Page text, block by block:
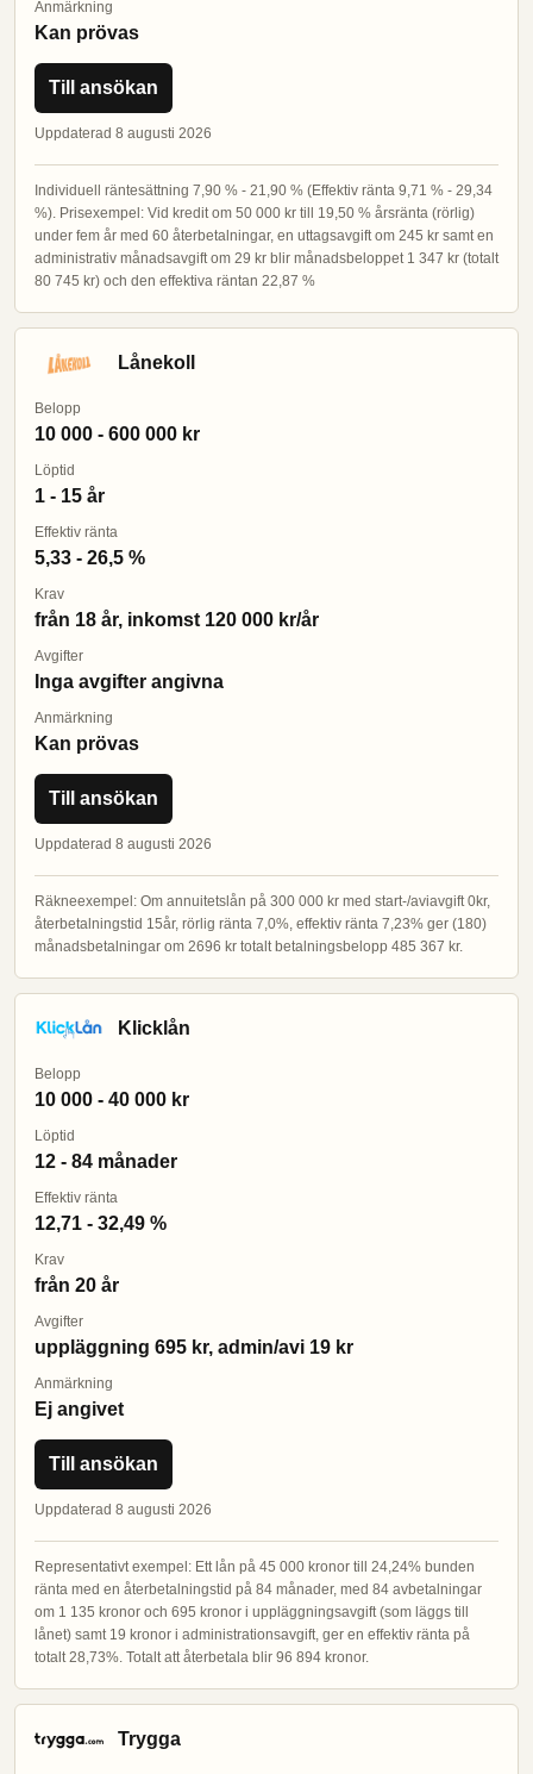
Anmärkning
Kan prövas
Till ansökan
Uppdaterad 8 augusti 2026
Individuell räntesättning 7,90 % - 21,90 % (Effektiv ränta 9,71 % - 29,34
%). Prisexempel: Vid kredit om 50 000 kr till 19,50 % årsränta (rörlig)
under fem år med 60 återbetalningar, en uttagsavgift om 245 kr samt en
administrativ månadsavgift om 29 kr blir månadsbeloppet 1 347 kr (totalt
80 745 kr) och den effektiva räntan 22,87 %
Lånekoll
Belopp
10 000 - 600 000 kr
Löptid
1 - 15 år
Effektiv ränta
5,33 - 26,5 %
Krav
från 18 år, inkomst 120 000 kr/år
Avgifter
Inga avgifter angivna
Anmärkning
Kan prövas
Till ansökan
Uppdaterad 8 augusti 2026
Räkneexempel: Om annuitetslån på 300 000 kr med start-/aviavgift 0kr,
återbetalningstid 15år, rörlig ränta 7,0%, effektiv ränta 7,23% ger (180)
månadsbetalningar om 2696 kr totalt betalningsbelopp 485 367 kr.
Klicklån
Belopp
10 000 - 40 000 kr
Löptid
12 - 84 månader
Effektiv ränta
12,71 - 32,49 %
Krav
från 20 år
Avgifter
uppläggning 695 kr, admin/avi 19 kr
Anmärkning
Ej angivet
Till ansökan
Uppdaterad 8 augusti 2026
Representativt exempel: Ett lån på 45 000 kronor till 24,24% bunden
ränta med en återbetalningstid på 84 månader, med 84 avbetalningar
om 1 135 kronor och 695 kronor i uppläggningsavgift (som läggs till
lånet) samt 19 kronor i administrationsavgift, ger en effektiv ränta på
totalt 28,73%. Totalt att återbetala blir 96 894 kronor.
Trygga